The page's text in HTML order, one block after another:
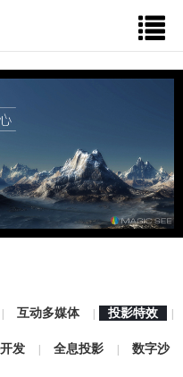
互动多媒体 投影特效
发 全息投影 数字沙